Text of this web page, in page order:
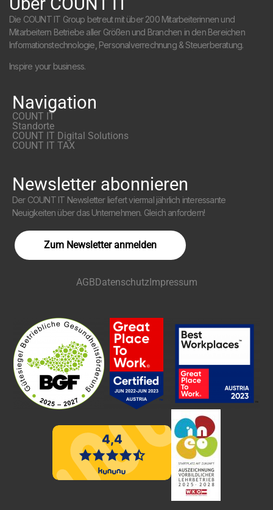
Die COUNT IT Group betreut mit über 200 Mitarbeiterinnen und
Mitarbeitern Betriebe aller Größen und Branchen in den Bereichen
Informationstechnologie, Personalverrechnung & Steuerberatung.
Inspire your business.
Navigation
COUNT IT
Standorte
COUNT IT Digital Solutions
COUNT IT TAX
Newsletter abonnieren
Der COUNT IT Newsletter liefert viermal jährlich interessante
Neuigkeiten über das Unternehmen. Gleich anfordern!
Zum Newsletter anmelden
AGBDatenschutzImpressum